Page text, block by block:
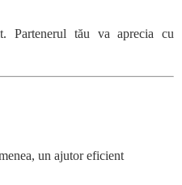
Partenerul tău va aprecia cu
un ajutor eficient